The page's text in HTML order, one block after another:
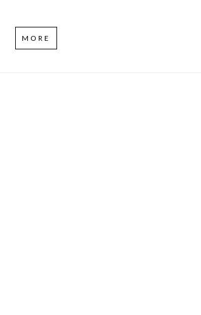
MORE